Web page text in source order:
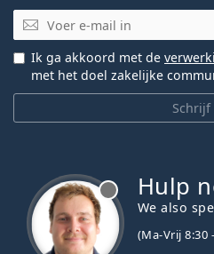
E-mail
Schrijf
Ik ga akkoord met de
met het doel zakelijke
Hulp
We also
(Ma-Vrij 8:30